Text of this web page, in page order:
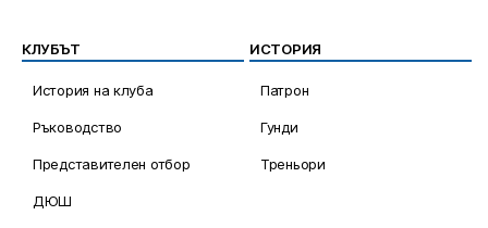
КЛУБЪТ
История на клуба
Ръководство
Представителен отбор
ДЮШ
ИСТОРИЯ
Патрон
Гунди
Треньори